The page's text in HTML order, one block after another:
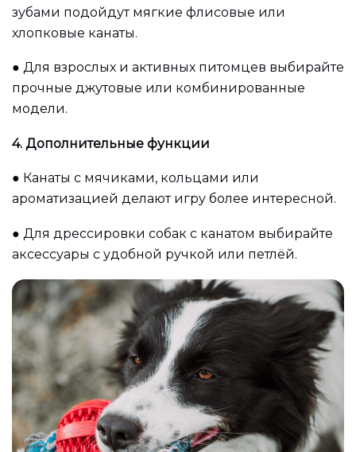
зубами подойдут мягкие флисовые или
хлопковые канаты.
● Для взрослых и активных питомцев выбирайте
прочные джутовые или комбинированные
модели.
4. Дополнительные функции
● Канаты с мячиками, кольцами или
ароматизацией делают игру более интересной.
● Для дрессировки собак с канатом выбирайте
аксессуары с удобной ручкой или петлёй.